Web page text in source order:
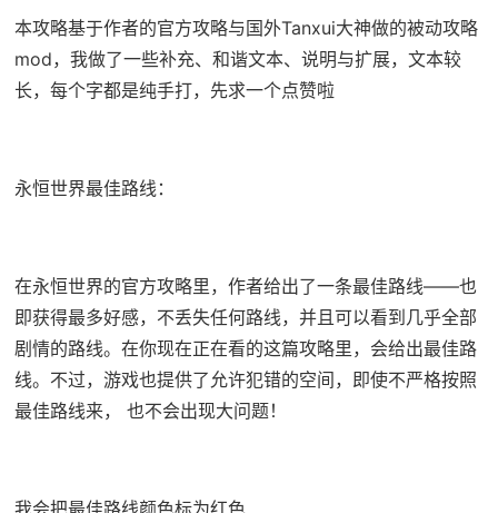
本攻略基于作者的官方攻略与国外Tanxui大神做的被动攻略
mod，我做了一些补充、和谐文本、说明与扩展，文本较
长，每个字都是纯手打，先求一个点赞啦
永恒世界最佳路线：
在永恒世界的官方攻略里，作者给出了一条最佳路线——也
即获得最多好感，不丢失任何路线，并且可以看到几乎全部
剧情的路线。在你现在正在看的这篇攻略里，会给出最佳路
线。不过，游戏也提供了允许犯错的空间，即使不严格按照
最佳路线来， 也不会出现大问题！